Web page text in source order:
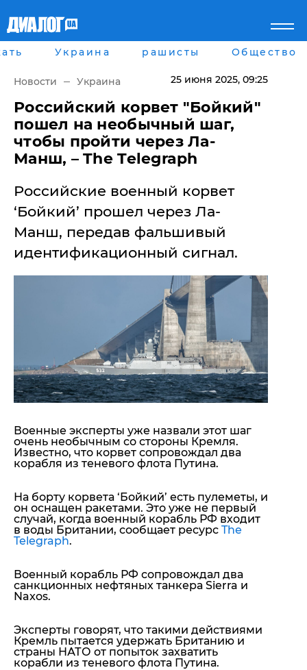
Главная
рассея
Мир
Беларусь
Военное обозрение
Наука и Техника
Экономика
Блоги
Шоу-биз
Здоровье
Спорт
Культура
Города
Киев
Харьков
Днепр
Львов
Одесса
Оккупация Крыма
Новости Крыма
Донбасс
Армия Украины
Лайф стайл
Здоровье
Помощь проекту
Стиль Диалога
Шоу-биз
Культура
Общество
Пресс-релизы Авторское
Блоги
ИноСМИ
Украина рашисты Общество
Новости Украина 25 июня 2025, 09:25
​Российский корвет "Бойкий"
пошел на необычный шаг,
чтобы пройти через Ла-
Манш, – The Telegraph
Российские военный корвет
‘Бойкий’ прошел через Ла-
Манш, передав фальшивый
идентификационный сигнал.
Военные эксперты уже назвали этот шаг
очень необычным со стороны Кремля.
Известно, что корвет сопровождал два
корабля из теневого флота Путина.
На борту корвета ‘Бойкий’ есть пулеметы, и
он оснащен ракетами. Это уже не первый
случай, когда военный корабль РФ входит
в воды Британии, сообщает ресурс The
Telegraph.
Военный корабль РФ сопровождал два
санкционных нефтяных танкера Sierra и
Naxos.
Эксперты говорят, что такими действиями
Кремль пытается удержать Британию и
страны НАТО от попыток захватить
корабли из теневого флота Путина.